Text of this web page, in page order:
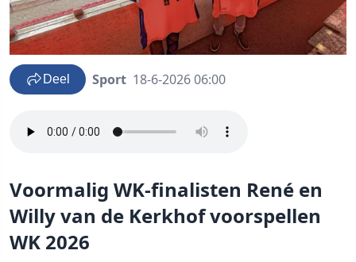
Deel Sport 18-6-2026 06:00
Voormalig WK-finalisten René en
Willy van de Kerkhof voorspellen
WK 2026